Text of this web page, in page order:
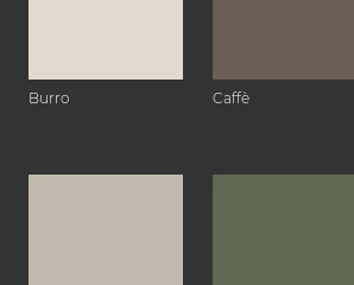
Burro Caffè